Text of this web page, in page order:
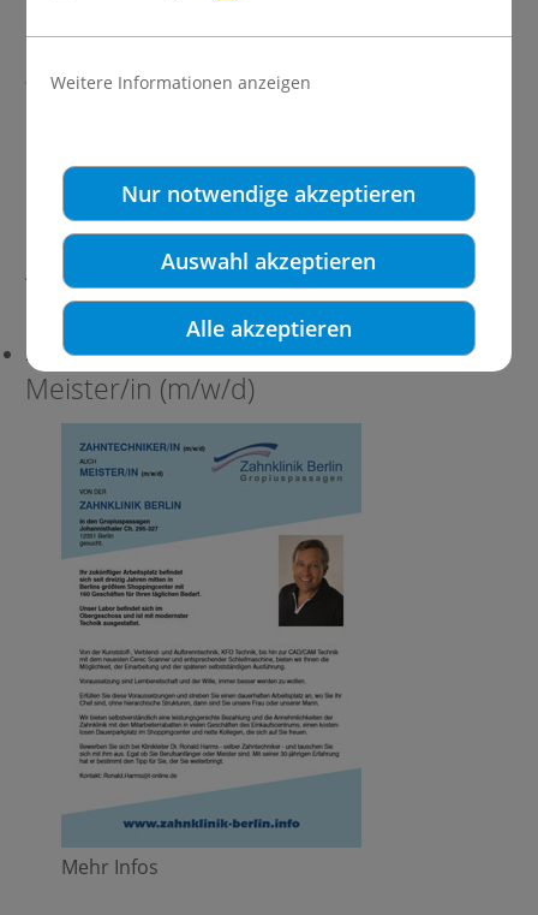
Weitere Informationen anzeigen
Nur notwendige akzeptieren
Auswahl akzeptieren
Alle akzeptieren
weiter und deshalb suchen wir auch
bereichern.
Aktuell suchen wir:
Zahntechniker/-in (m/w/d) auch
Meister/in (m/w/d)
Mehr Infos